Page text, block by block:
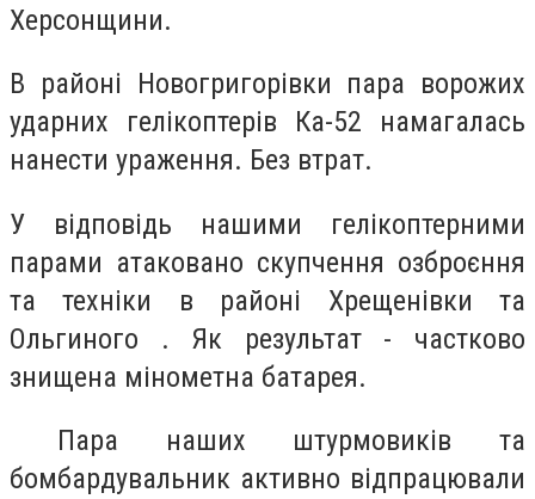
Херсонщини.
В районі Новогригорівки пара ворожих
ударних гелікоптерів Ка-52 намагалась
нанести ураження. Без втрат.
У відповідь нашими гелікоптерними
парами атаковано скупчення озброєння
та техніки в районі Хрещенівки та
Ольгиного . Як результат - частково
знищена мінометна батарея.
Пара наших штурмовиків та
бомбардувальник активно відпрацювали